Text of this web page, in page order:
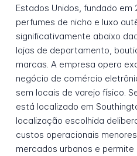
Estados Unidos, fundado
perfumes de nicho e luxo
significativamente abaixo
lojas de departamento,
marcas. A empresa opera
negócio de comércio
sem locais de varejo físico.
está localizado em
localização escolhida
custos operacionais
mercados urbanos e